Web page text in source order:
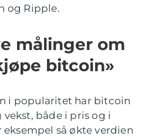
og Ripple.
målinger om
bitcoin»
i popularitet har bitcoin
både i pris og i
så økte verdien